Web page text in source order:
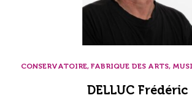
CONSERVATOIRE, FABRIQUE DES ARTS,
DELLUC Frédéric